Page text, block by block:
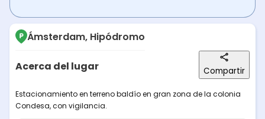
Ámsterdam, Hipódromo
Acerca del lugar Compartir
Descripción del lugar
Estacionamiento en terreno baldío en gran zona de la colonia
Condesa, con vigilancia.